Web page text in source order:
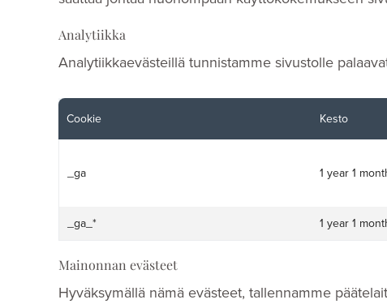
Analytiikka
Analytiikkaevästeillä tunnistamme sivustolle
Cookie Kesto
_ga 1 year 1
_ga_*
1 year 1
Mainonnan evästeet
Hyväksymällä nämä evästeet, tallennamme